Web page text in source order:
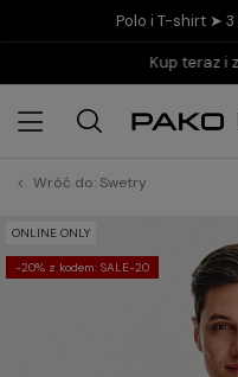
Polo i T-shirt ➤ 3
Kup teraz i
Wróć do:Swetry
ONLINE ONLY
-20% z kodem: SALE-20